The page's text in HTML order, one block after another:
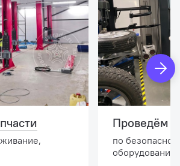
Проведём
по
оборудовании.